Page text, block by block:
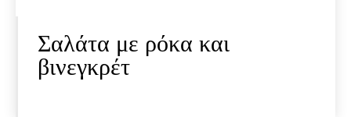
Σαλάτα με ρόκα και
βινεγκρέτ